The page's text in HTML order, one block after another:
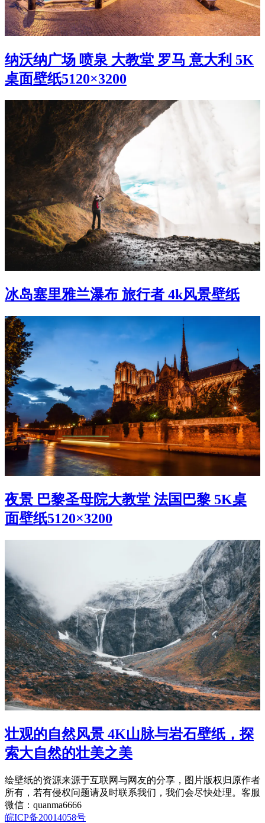
纳沃纳广场 喷泉 大教堂 罗马 意大利 5K
桌面壁纸5120×3200
冰岛塞里雅兰瀑布 旅行者 4k风景壁纸
夜景 巴黎圣母院大教堂 法国巴黎 5K桌
面壁纸5120×3200
壮观的自然风景 4K山脉与岩石壁纸，探
索大自然的壮美之美
绘壁纸的资源来源于互联网与网友的分享，图片版权归原作者
所有，若有侵权问题请及时联系我们，我们会尽快处理。客服
微信：quanma6666
皖ICP备20014058号